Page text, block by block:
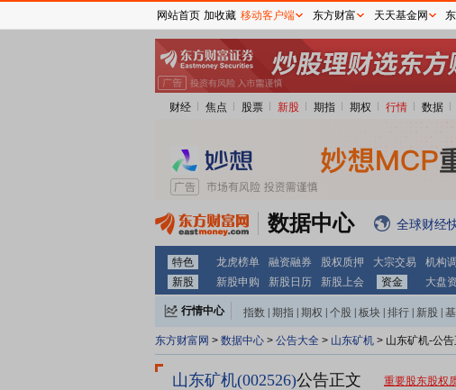
财经 焦点 股票 新股 期指 期权 行情 数据
数据中心 全球财经
特色 龙虎榜单 融资融券 股权质押 大宗交易 机构
新股
新股申购 新股日历 新股上会 资金 大盘
行情中心 指数 期指 期权 个股 板块 排行 新股
东方财富网 > 数据中心 > 公告大全 > 山东矿机 > 山东矿机-公告
山东矿机(002526)公告正文 重要股东股权
网站首页 加收藏 移动客户端 东方财富 天天基金网